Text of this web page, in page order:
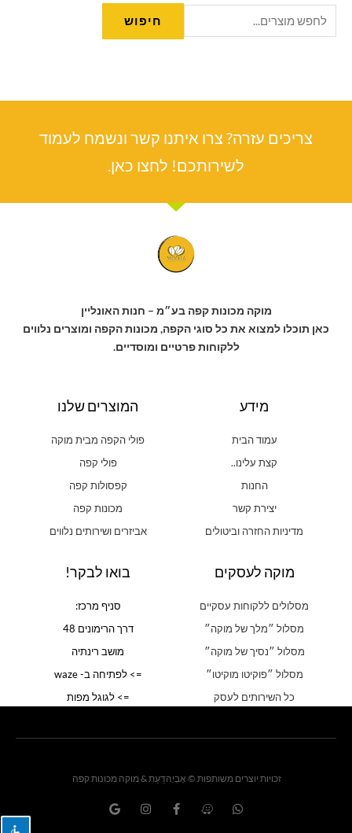
חיפוש
צריכים עזרה? צרו איתנו קשר ונשמח לעמוד
לשירותכם! לחצו כאן.
מוקה מכונות קפה בע״מ – חנות האונליין
כאן תוכלו למצוא את כל סוגי הקפה, מכונות הקפה ומוצרים נלווים
ללקוחות פרטיים ומוסדיים.
מידע
עמוד הבית
קצת עלינו..
החנות
יצירת קשר
מדיניות החזרה וביטולים
המוצרים שלנו
פולי הקפה מבית מוקה
פולי קפה
קפסולות קפה
מכונות קפה
אביזרים ושירותים נלווים
מוקה לעסקים
מסלולים ללקוחות עסקיים
מסלול ״מלך של מוקה״
מסלול ״נסיך של מוקה״
מסלול ״פוקיטו מוקיטו״
כל השירותים לעסק
בואו לבקר!
סניף מרכז:
דרך הרימונים 48
מושב רינתיה
=> לפתיחה ב- waze
=> לגוגל מפות
זכויות יוצרים משותפות © אֶבְיָהדַּעַת & מוקה מכונות קפה
h
a
a
c
n
o
o